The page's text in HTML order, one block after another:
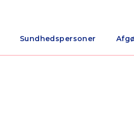
Sundhedspersoner